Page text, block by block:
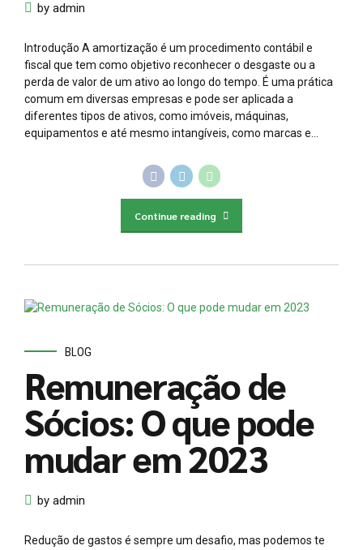
by admin
Introdução A amortização é um procedimento contábil e
fiscal que tem como objetivo reconhecer o desgaste ou a
perda de valor de um ativo ao longo do tempo. É uma prática
comum em diversas empresas e pode ser aplicada a
diferentes tipos de ativos, como imóveis, máquinas,
equipamentos e até mesmo intangíveis, como marcas e...
Continue reading
BLOG
Remuneração de
Sócios: O que pode
mudar em 2023
by admin
Redução de gastos é sempre um desafio, mas podemos te